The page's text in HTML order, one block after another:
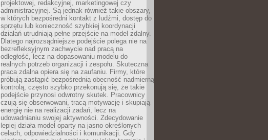
projektowej, redakcyjnej, marketingowej czy
administracyjnej. Są jednak również takie obszary,
w których bezpośredni kontakt z ludźmi, dostęp do
sprzętu lub konieczność szybkiej koordynacji
działań utrudniają pełne przejście na model zdalny.
Dlatego najrozsądniejsze podejście polega nie na
bezrefleksyjnym zachwycie nad pracą na
odległość, lecz na dopasowaniu modelu do
realnych potrzeb organizacji i zespołu. Skuteczna
praca zdalna opiera się na zaufaniu. Firmy, które
próbują zastąpić bezpośrednią obecność nadmierną
kontrolą, często szybko przekonują się, że takie
podejście przynosi odwrotny skutek. Pracownicy
czują się obserwowani, tracą motywację i skupiają
energię nie na realizacji zadań, lecz na
udowadnianiu swojej aktywności. Zdecydowanie
lepiej działa model oparty na jasno określonych
celach, odpowiedzialności i komunikacji. Gdy